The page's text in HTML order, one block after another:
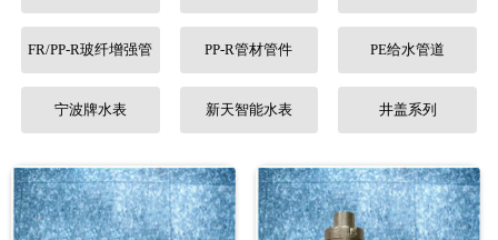
FR/PP-R玻纤增强管 PP-R管材管件 PE给水管道
宁波牌水表 新天智能水表 井盖系列
行业知识
联系我们